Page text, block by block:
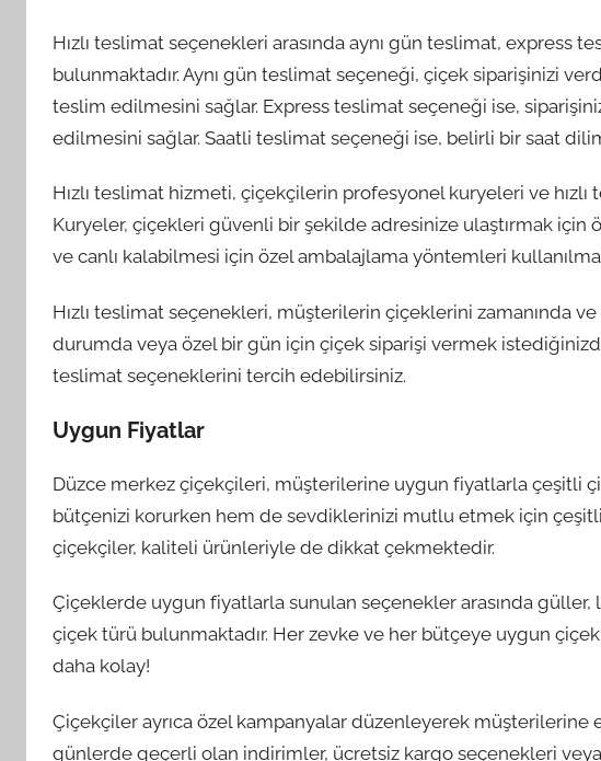
Hızlı teslimat seçenekleri arasında aynı gün teslimat, express
bulunmaktadır. Aynı gün teslimat seçeneği, çiçek siparişinizi
teslim edilmesini sağlar. Express teslimat seçeneği ise,
edilmesini sağlar. Saatli teslimat seçeneği ise, belirli bir saat
Hızlı teslimat hizmeti, çiçekçilerin profesyonel kuryeleri ve hızlı
Kuryeler, çiçekleri güvenli bir şekilde adresinize ulaştırmak için
ve canlı kalabilmesi için özel ambalajlama yöntemleri
Hızlı teslimat seçenekleri, müşterilerin çiçeklerini zamanında
durumda veya özel bir gün için çiçek siparişi vermek
teslimat seçeneklerini tercih edebilirsiniz.
Uygun Fiyatlar
Düzce merkez çiçekçileri, müşterilerine uygun fiyatlarla çeşitli
bütçenizi korurken hem de sevdiklerinizi mutlu etmek için
çiçekçiler, kaliteli ürünleriyle de dikkat çekmektedir.
Çiçeklerde uygun fiyatlarla sunulan seçenekler arasında
çiçek türü bulunmaktadır. Her zevke ve her bütçeye uygun
daha kolay!
Çiçekçiler ayrıca özel kampanyalar düzenleyerek müşterilerine
günlerde geçerli olan indirimler, ücretsiz kargo seçenekleri